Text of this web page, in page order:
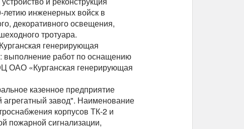
инженерных войск в
декоративного освещения,
тротуара.
генерирующая
выполнение работ по оснащению
ОАО «Курганская генерирующая
казенное предприятие
агрегатный завод". Наименование
корпусов ТК-2 и
пожарной сигнализации,